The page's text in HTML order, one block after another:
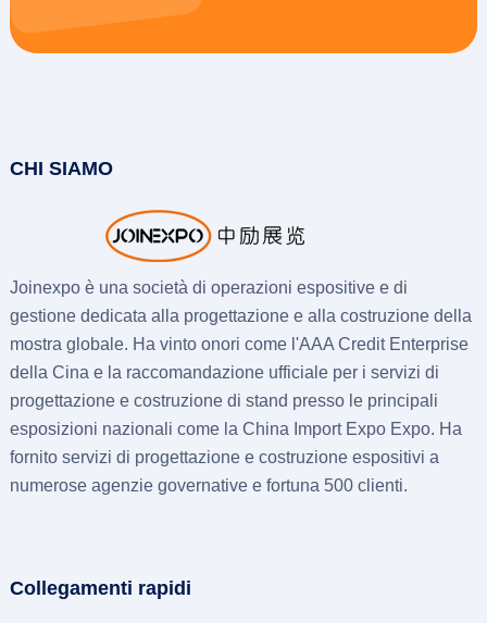
CHI SIAMO
Joinexpo è una società di operazioni espositive e di
gestione dedicata alla progettazione e alla costruzione della
mostra globale. Ha vinto onori come l'AAA Credit Enterprise
della Cina e la raccomandazione ufficiale per i servizi di
progettazione e costruzione di stand presso le principali
esposizioni nazionali come la China Import Expo Expo. Ha
fornito servizi di progettazione e costruzione espositivi a
numerose agenzie governative e fortuna 500 clienti.
Collegamenti rapidi